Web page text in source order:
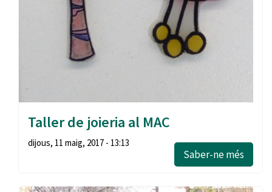
Taller de joieria al MAC
dijous, 11 maig, 2017 - 13:13
Saber-ne més